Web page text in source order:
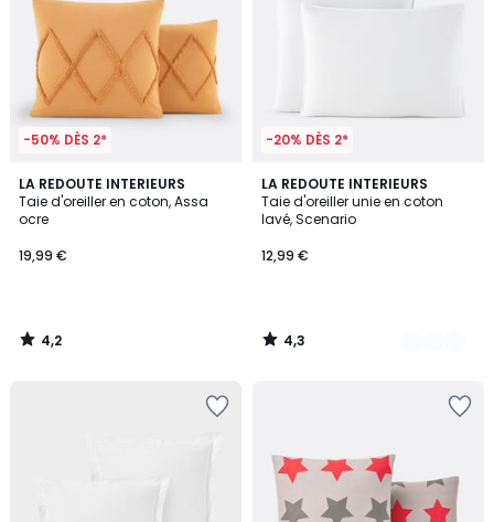
-50% DÈS 2*
LA REDOUTE INTERIEURS
Taie d'oreiller en coton, Assa
ocre
19,99 €
4,2
/ 5
4,2
/
-20% DÈS 2*
LA REDOUTE INTERIEURS
Taie d'oreiller unie en coton
lavé, Scenario
12,99 €
4,3
/ 5
18
Couleurs
4,3
/